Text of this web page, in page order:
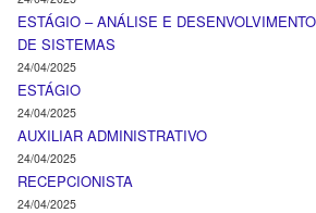
ESTÁGIO – ANÁLISE E DESENVOLVIMENTO
DE SISTEMAS
24/04/2025
ESTÁGIO
24/04/2025
AUXILIAR ADMINISTRATIVO
24/04/2025
RECEPCIONISTA
24/04/2025